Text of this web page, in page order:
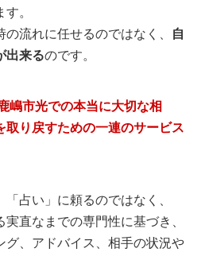
。
流れに任せるのではなく、 自
出来るのです。
嶋市光での本当に大切な相
取り戻すための一連のサービス
「占い」に頼るのではなく、
直なまでの専門性に基づき、
グ、アドバイス、相手の状況や